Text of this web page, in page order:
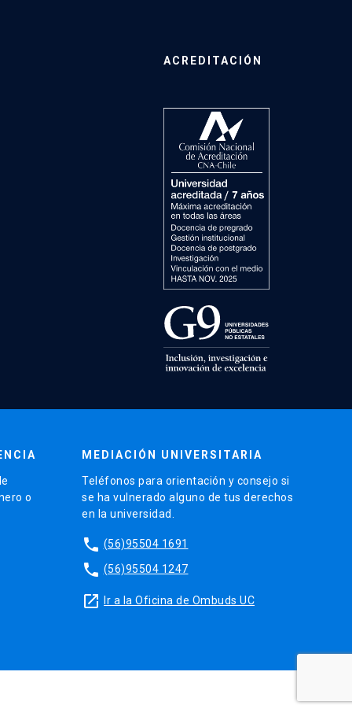
ACREDITACIÓN
o
MEDIACIÓN UNIVERSITARIA
Teléfonos para orientación y consejo si
se ha vulnerado alguno de tus derechos
en la universidad.
phone (56)95504 1691
phone (56)95504 1247
launch Ir a la Oficina de Ombuds UC